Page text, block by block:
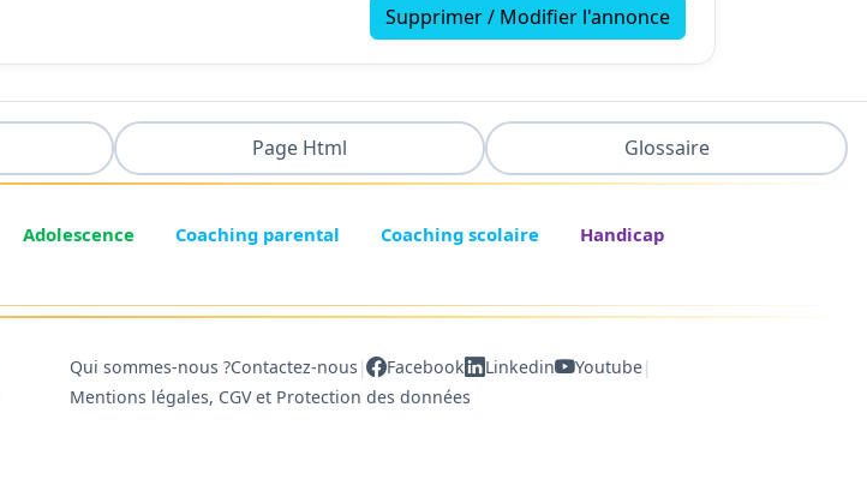
Supprimer / Modifier l'annonce
Page Html Glossaire
Adolescence Coaching parental Coaching scolaire
Handicap
Qui sommes-nous ?Contactez-nous | Facebook Linkedin Youtube|
Mentions légales, CGV et Protection des données